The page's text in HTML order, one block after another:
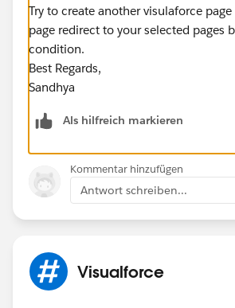
Try to create another visulaforce
page redirect to your selected pages
condition.
Best Regards,
Sandhya
Als hilfreich markieren
Kommentar hinzufügen
Antwort schreiben...
Visualforce